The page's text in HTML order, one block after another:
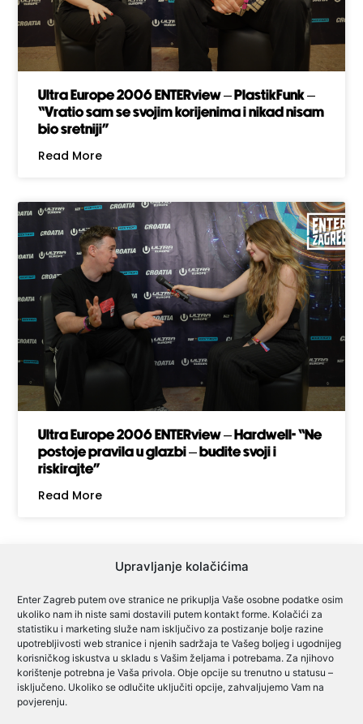
Upravljanje kolačićima
Enter Zagreb putem ove stranice ne prikuplja Vaše osobne podatke osim
ukoliko nam ih niste sami dostavili putem kontakt forme. Kolačići za
statistiku i marketing služe nam isključivo za postizanje bolje razine
upotrebljivosti web stranice i njenih sadržaja te Vašeg boljeg i ugodnijeg
korisničkog iskustva u skladu s Vašim željama i potrebama. Za njihovo
korištenje potrebna je Vaša privola. Obje opcije su trenutno u statusu –
isključeno. Ukoliko se odlučite uključiti opcije, zahvaljujemo Vam na
povjerenju.
Ultra Europe 2006 ENTERview – PlastikFunk –
“Vratio sam se svojim korijenima i nikad nisam
bio sretniji”
Read More
Ultra Europe 2006 ENTERview – Hardwell- “Ne
postoje pravila u glazbi – budite svoji i
riskirajte”
Read More
Cjenik oglašavanja
Cjenik predsjednički izbori
Cjenik lokalni izbori